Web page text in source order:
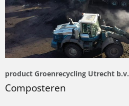
product Groenrecycling Utrecht b.v.
Composteren